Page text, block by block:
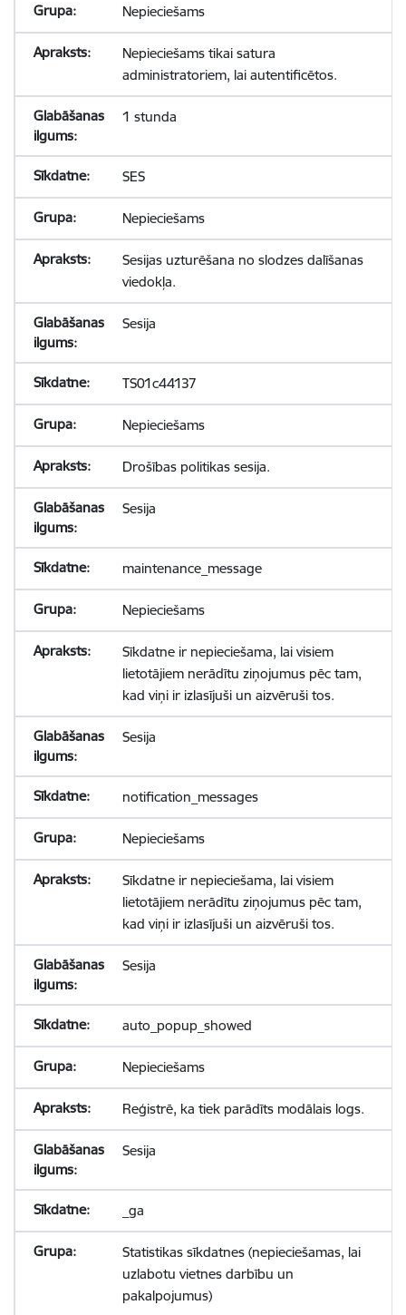
Nepieciešams
Nepieciešams tikai satura
administratoriem, lai autentificētos.
1 stunda
SES
Nepieciešams
Sesijas uzturēšana no slodzes dalīšanas
viedokļa.
Sesija
TS01c44137
Nepieciešams
Drošības politikas sesija.
Sesija
maintenance_message
Nepieciešams
Sīkdatne ir nepieciešama, lai visiem
lietotājiem nerādītu ziņojumus pēc tam,
kad viņi ir izlasījuši un aizvēruši tos.
Sesija
notification_messages
Nepieciešams
Sīkdatne ir nepieciešama, lai visiem
lietotājiem nerādītu ziņojumus pēc tam,
kad viņi ir izlasījuši un aizvēruši tos.
Sesija
auto_popup_showed
Nepieciešams
Reģistrē, ka tiek parādīts modālais logs.
Sesija
_ga
Statistikas sīkdatnes (nepieciešamas, lai
uzlabotu vietnes darbību un
pakalpojumus)